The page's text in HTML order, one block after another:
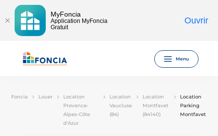
MyFoncia
Application MyFoncia
Gratuit
Ouvrir
Menu
Foncia Louer
Location
Provence-
Alpes-Côte
d'Azur
Location
Vaucluse
(84)
Location
Montfavet
(84140)
Location
Parking
Montfavet